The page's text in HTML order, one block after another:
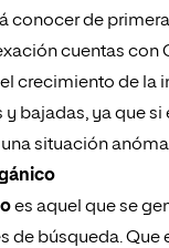
conocer de
cuentas con
crecimiento de la
bajadas, ya que
situación
es aquel que se
de búsqueda. Que